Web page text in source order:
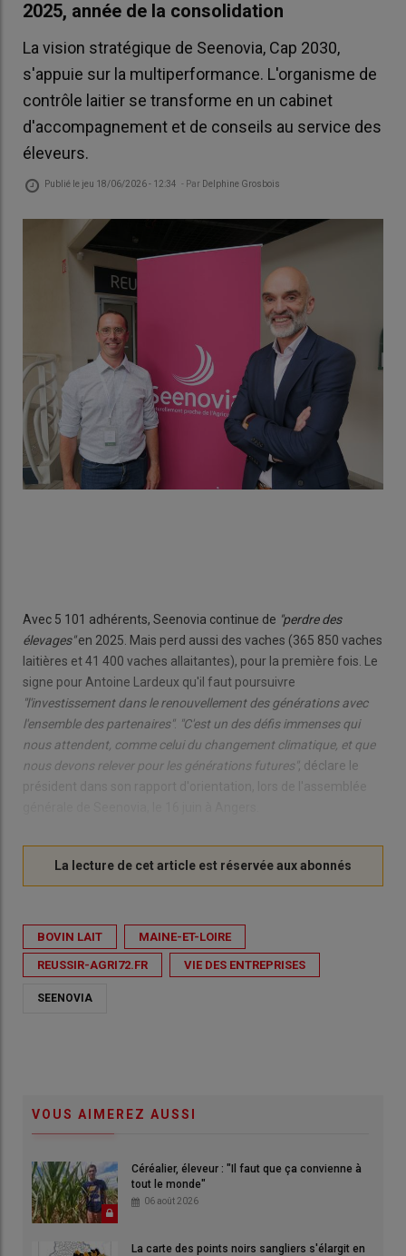
2025, année de la consolidation
La vision stratégique de Seenovia, Cap 2030,
s'appuie sur la multiperformance. L'organisme de
contrôle laitier se transforme en un cabinet
d'accompagnement et de conseils au service des
éleveurs.
Publié le jeu 18/06/2026 - 12:34 - Par Delphine Grosbois
Avec 5 101 adhérents, Seenovia continue de "perdre des
élevages"en 2025. Mais perd aussi des vaches (365 850 vaches
laitières et 41 400 vaches allaitantes), pour la première fois. Le
signe pour Antoine Lardeux qu'il faut poursuivre
"l'investissement dans le renouvellement des générations avec
l'ensemble des partenaires". "C'est un des défis immenses qui
nous attendent, comme celui du changement climatique, et que
nous devons relever pour les générations futures", déclare le
président dans son rapport d'orientation, lors de l'assemblée
BOVIN LAIT MAINE-ET-LOIRE
REUSSIR-AGRI72.FR VIE DES ENTREPRISES
SEENOVIA
VOUS AIMEREZ AUSSI
Céréalier, éleveur : "Il faut que ça convienne à
tout le monde"
06 août 2026
La carte des points noirs sangliers s'élargit en